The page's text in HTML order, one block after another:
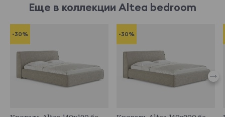
Еще в коллекции Altea bedroom
-30% -30%